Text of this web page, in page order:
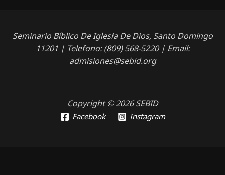
Seminario Bíblico De Iglesia De Dios, Santo Domingo
11201 | Telefono: (809) 568-5220 | Email:
admisiones@sebid.org
Copyright © 2026 SEBID
Facebook Instagram